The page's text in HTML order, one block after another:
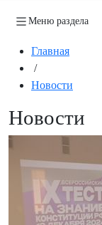
Меню раздела
Главная
/
Новости
Новости